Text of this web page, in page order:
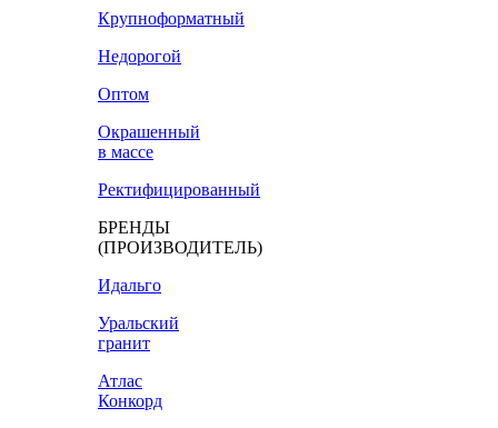
Крупноформатный
Недорогой
Оптом
Окрашенный
в массе
Ректифицированный
БРЕНДЫ
(ПРОИЗВОДИТЕЛЬ)
Идальго
Уральский
гранит
Атлас
Конкорд